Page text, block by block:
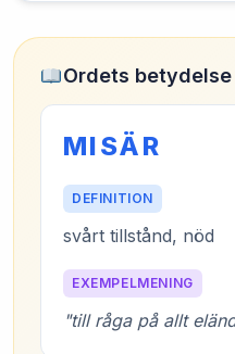
Ordets betydelse
MISÄR
DEFINITION
svårt tillstånd, nöd
EXEMPELMENING
"till råga på allt